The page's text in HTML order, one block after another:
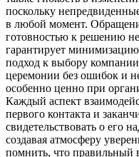
поскольку
в любой момент.
готовностью к решению
гарантирует
подход к выбору
церемонии без ошибок и
особенно ценно при
Каждый аспект
первого контакта и
свидетельствовать о его
создавая атмосферу
помнить, что правильный